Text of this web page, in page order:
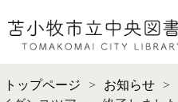
トップページ > お知らせ >